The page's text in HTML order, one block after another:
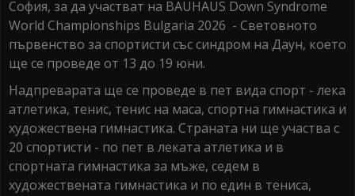
София, за да участват на BAUHAUS Down Syndrome
World Championships Bulgaria 2026 - Световното
първенство за спортисти със синдром на Даун, което
ще се проведе от 13 до 19 юни.
Надпреварата ще се проведе в пет вида спорт - лека
атлетика, тенис, тенис на маса, спортна гимнастика и
художествена гимнастика. Страната ни ще участва с
20 спортисти - по пет в леката атлетика и в
спортната гимнастика за мъже, седем в
художествената гимнастика и по един в тениса,